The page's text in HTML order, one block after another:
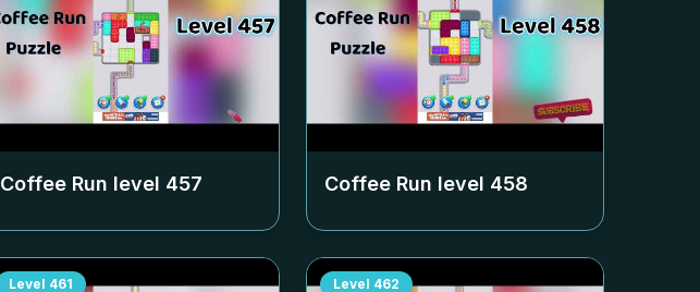
Coffee Run level 457 Coffee Run level 458
Level 461 Level 462